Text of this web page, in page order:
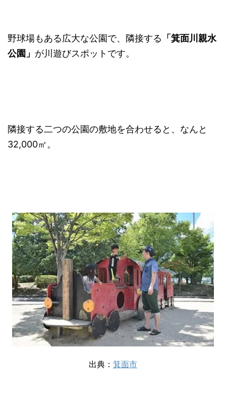
野球場もある広大な公園で、隣接する 「箕面川親水
公園」 が川遊びスポットです。
隣接する二つの公園の敷地を合わせると、なんと
32,000㎡。
出典： 箕面市